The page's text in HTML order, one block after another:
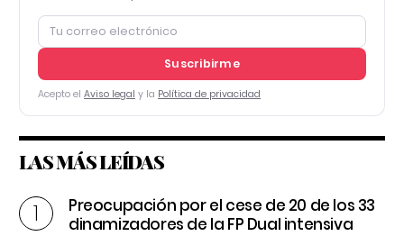
Suscribirme
Acepto el Aviso legal y la Política de privacidad
LAS MÁS LEÍDAS
Preocupación por el cese de 20 de los 33
dinamizadores de la FP Dual intensiva